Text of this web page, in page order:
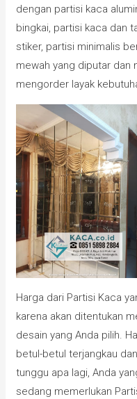
dengan partisi kaca
bingkai, partisi kaca dan
stiker, partisi minimalis
mewah yang diputar dan
mengorder layak
Harga dari Partisi Kaca
karena akan ditentukan
desain yang Anda pilih.
betul-betul terjangkau
tunggu apa lagi, Anda
sedang memerlukan